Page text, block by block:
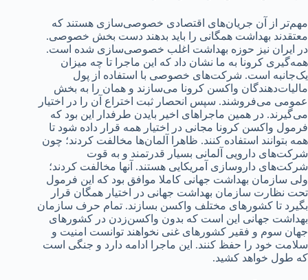
مهم‌تر از آن جریان‌های اقتصادی خصوصی‌سازی هستند که
معتقدند بهداشت همگانی را باید بدهند دست بخش خصوصی.
در ایران نیز حوزه بهداشت اغلب خصوصی‌سازی شده است.
همه‌گیری کرونا به ما نشان داد که این ماجرا تا چه میزان
یک‌جانبه است. شرکت‌های خصوصی با استفاده از پول
مالیات‌دهندگان واکسن کرونا می‌سازند و همان را به بخش
عمومی می‌فروشند. سپس انحصار ثبت اختراع آن را در اختیار
می‌گیرند. در همین ماجراهای اخیر بایدن طرفدار این بود که
فرمول واکسن کرونا مجانی در اختیار همه قرار داده شود تا
همه بتوانند استفاده کنند. ظاهرا آلمان‌ها مخالفت کردند؛ چون
شرکت‌های دارویی آلمانی بسیار قدرتمند و به قوت
شرکت‌های داروسازی آمریکایی هستند. آنها مخالفت کردند؛
ولی سازمان بهداشت جهانی کاملا موافق بود که این فرمول
تحت نظارت سازمان بهداشت جهانی در اختیار همگان قرار
بگیرد تا کشورهای مختلف واکسن بسازند. تمام حرف سازمان
بهداشت جهانی این است که بدون واکسن‌زدن در کشورهای
جهان سوم و فقیر کشورهای غنی نخواهند توانست امنیت و
سلامت خود را حفظ کنند. این ماجرا ادامه دارد و جنگی است
که طول خواهد کشید.